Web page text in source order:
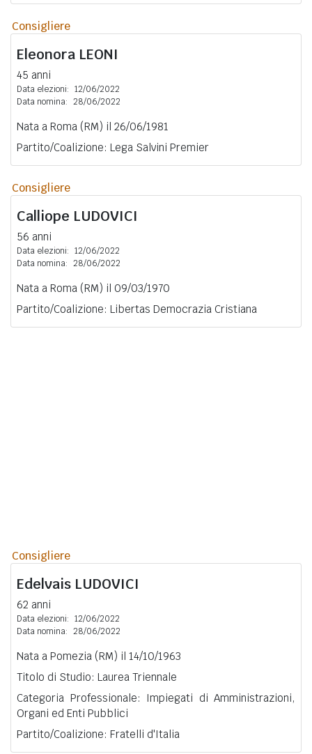
Consigliere
Eleonora LEONI
45 anni
Data elezioni: 12/06/2022
Data nomina: 28/06/2022
Nata a Roma (RM) il 26/06/1981
Partito/Coalizione: Lega Salvini Premier
Consigliere
Calliope LUDOVICI
56 anni
Data elezioni: 12/06/2022
Data nomina: 28/06/2022
Nata a Roma (RM) il 09/03/1970
Partito/Coalizione: Libertas Democrazia Cristiana
Consigliere
Edelvais LUDOVICI
62 anni
Data elezioni: 12/06/2022
Data nomina: 28/06/2022
Nata a Pomezia (RM) il 14/10/1963
Titolo di Studio: Laurea Triennale
Categoria Professionale: Impiegati di Amministrazioni,
Organi ed Enti Pubblici
Partito/Coalizione: Fratelli d'Italia